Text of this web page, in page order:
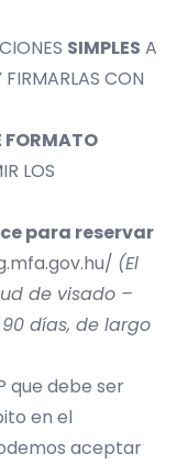
SIMPLES A
FIRMARLAS CON
FORMATO
LOS
para reservar
(El
de visado –
días, de largo
que debe ser
en el
aceptar